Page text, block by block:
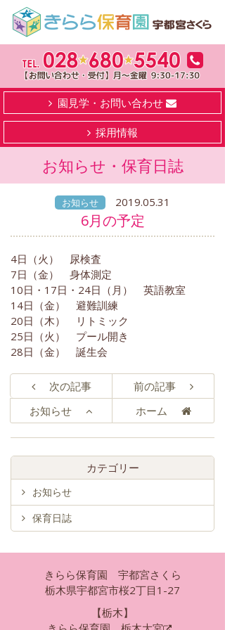
園見学・お問い合わせ
採用情報
お知らせ・保育日誌
お知らせ 2019.05.31
6月の予定
4日（火） 尿検査
7日（金） 身体測定
10日・17日・24日（月） 英語教室
14日（金） 避難訓練
20日（木） リトミック
25日（火） プール開き
28日（金） 誕生会
次の記事
前の記事
お知らせ
ホーム
カテゴリー
お知らせ
保育日誌
きらら保育園 宇都宮さくら
栃木県宇都宮市桜2丁目1-27
【栃木】